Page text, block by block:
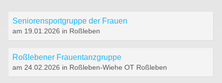
Seniorensportgruppe der Frauen
am 19.01.2026 in Roßleben
Roßlebener Frauentanzgruppe
am 24.02.2026 in Roßleben-Wiehe OT Roßleben